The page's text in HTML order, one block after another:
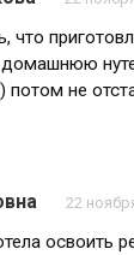
что
домашнюю
не
22
освоить